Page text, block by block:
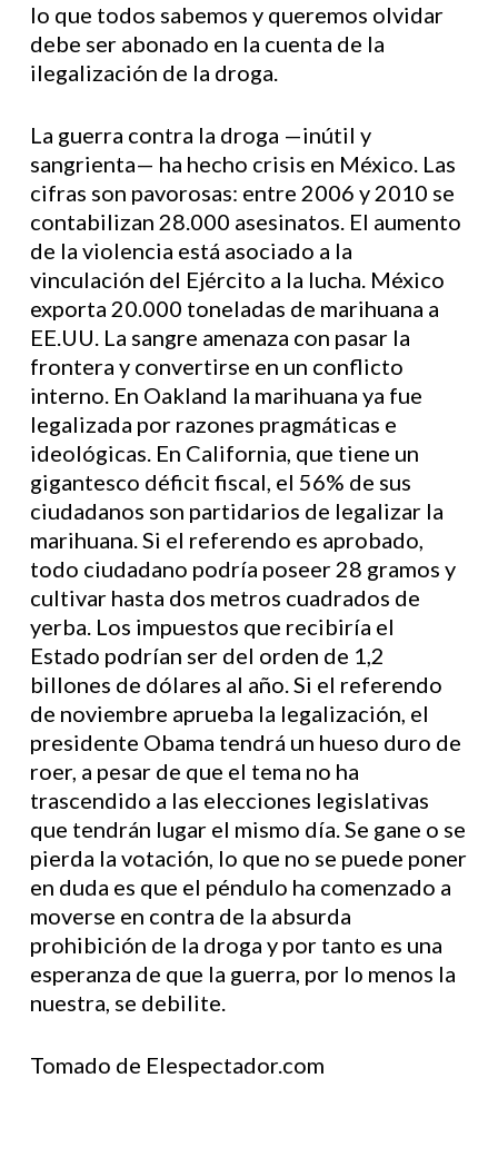
lo que todos sabemos y queremos olvidar
debe ser abonado en la cuenta de la
ilegalización de la droga.
La guerra contra la droga —inútil y
sangrienta— ha hecho crisis en México. Las
cifras son pavorosas: entre 2006 y 2010 se
contabilizan 28.000 asesinatos. El aumento
de la violencia está asociado a la
vinculación del Ejército a la lucha. México
exporta 20.000 toneladas de marihuana a
EE.UU. La sangre amenaza con pasar la
frontera y convertirse en un conflicto
interno. En Oakland la marihuana ya fue
legalizada por razones pragmáticas e
ideológicas. En California, que tiene un
gigantesco déficit fiscal, el 56% de sus
ciudadanos son partidarios de legalizar la
marihuana. Si el referendo es aprobado,
todo ciudadano podría poseer 28 gramos y
cultivar hasta dos metros cuadrados de
yerba. Los impuestos que recibiría el
Estado podrían ser del orden de 1,2
billones de dólares al año. Si el referendo
de noviembre aprueba la legalización, el
presidente Obama tendrá un hueso duro de
roer, a pesar de que el tema no ha
trascendido a las elecciones legislativas
que tendrán lugar el mismo día. Se gane o se
pierda la votación, lo que no se puede poner
en duda es que el péndulo ha comenzado a
moverse en contra de la absurda
prohibición de la droga y por tanto es una
esperanza de que la guerra, por lo menos la
nuestra, se debilite.
Tomado de Elespectador.com